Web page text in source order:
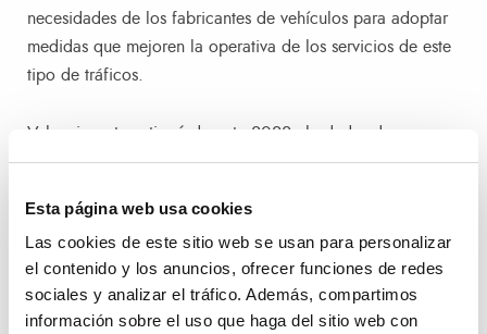
Esta página web usa cookies
Las cookies de este sitio web se usan para personalizar
el contenido y los anuncios, ofrecer funciones de redes
sociales y analizar el tráfico. Además, compartimos
información sobre el uso que haga del sitio web con
necesidades de los fabricantes de vehículos para adoptar
medidas que mejoren la operativa de los servicios de este
tipo de tráficos.
Valenciaport gestionó durante 2022 alrededor de
600.000 unidades de vehículos nuevos sin matricular, un
Puerto de València manejó más de 485.000 unidades, un
23% más que en 2021, mientras que el recinto de Sagunto
manipuló 115.000 vehículos, lo que representa un
incremento del 18,5%. Una tendencia positiva que se